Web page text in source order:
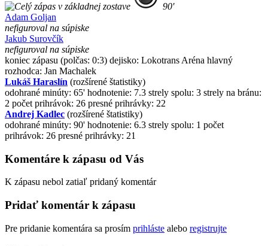
90'
Adam Goljan
nefiguroval na súpiske
Jakub Surovčík
nefiguroval na súpiske
koniec zápasu (polčas: 0:3) dejisko: Lokotrans Aréna hlavný
rozhodca: Jan Machalek
Lukáš Haraslín (rozšírené štatistiky)
odohrané minúty: 65' hodnotenie: 7.3 strely spolu: 3 strely na bránu:
2 počet prihrávok: 26 presné prihrávky: 22
Andrej Kadlec (rozšírené štatistiky)
odohrané minúty: 90' hodnotenie: 6.3 strely spolu: 1 počet
prihrávok: 26 presné prihrávky: 21
Komentáre k zápasu od Vás
K zápasu nebol zatiaľ pridaný komentár
Pridať komentár k zápasu
Pre pridanie komentára sa prosím prihláste alebo registrujte